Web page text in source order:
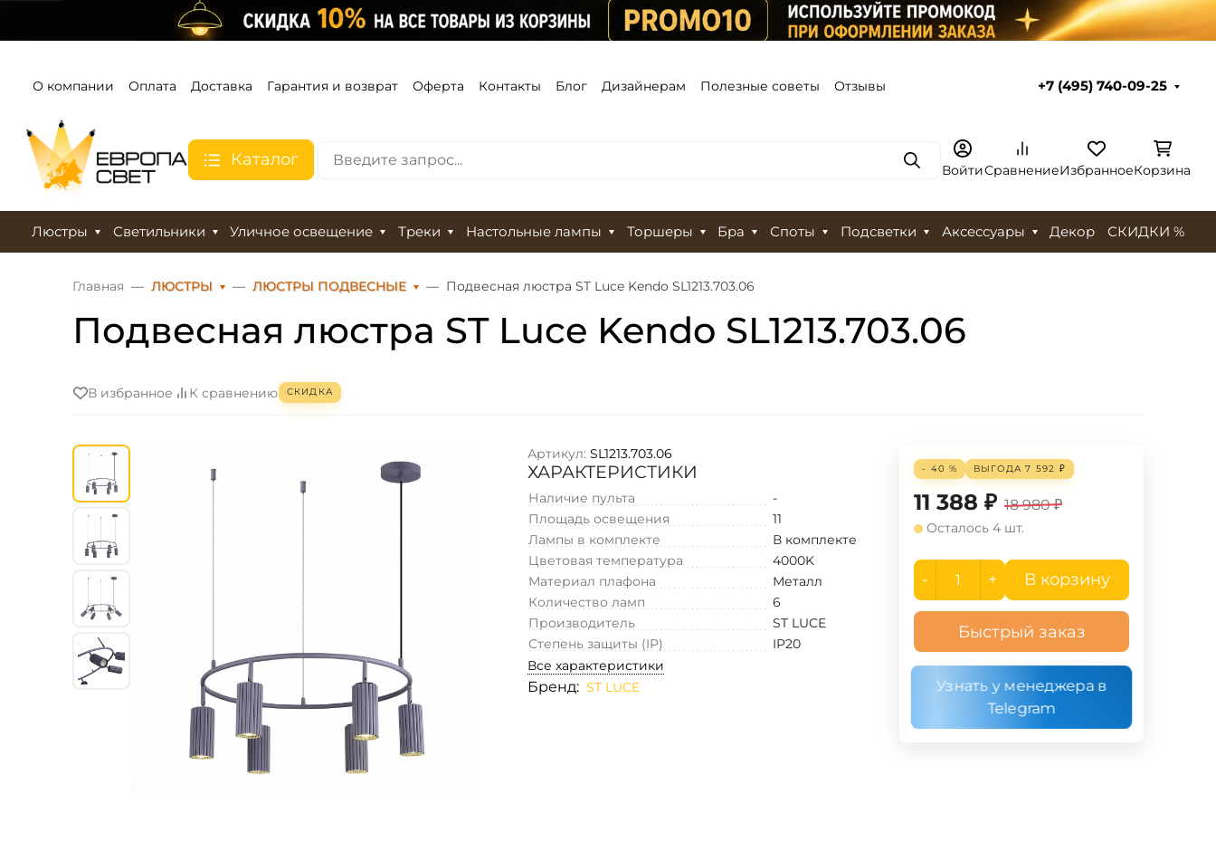
О компании Оплата Доставка Гарантия и возврат Оферта Контакты Блог Дизайнерам Полезные советы Отзывы +7 (495) 740-09-25
Каталог ПоискВойтиСравнениеИзбранноеКорзина
Люстры Светильники Уличное освещение Треки Настольные лампы Торшеры Бра Споты Подсветки Аксессуары Декор СКИДКИ %
Главная ЛЮСТРЫ ЛЮСТРЫ ПОДВЕСНЫЕ Подвесная люстра ST Luce Kendo SL1213.703.06
Подвесная люстра ST Luce Kendo SL1213.703.06
В избранное К сравнению СКИДКА
Артикул: SL1213.703.06
ХАРАКТЕРИСТИКИ
Наличие пульта
-
Площадь освещения
11
Лампы в комплекте
В комплекте
Цветовая температура
4000K
Материал плафона
Металл
Количество ламп
6
Производитель
ST LUCE
Степень защиты (IP)
IP20
Все характеристики
Бренд: ST LUCE
- 40 % ВЫГОДА7 592 ₽
11 388 ₽ 18 980 ₽
Осталось 4 шт.
- + В корзину
Быстрый заказ
Узнать у менеджера в
Telegram